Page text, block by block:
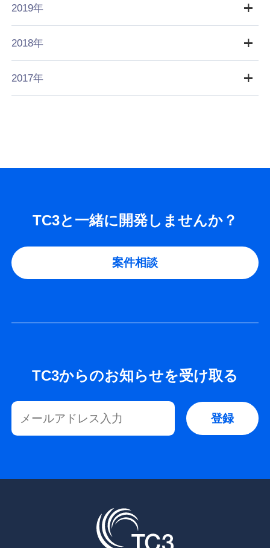
2019年
2018年
2017年
TC3と一緒に開発しませんか？
案件相談
TC3からのお知らせを受け取る